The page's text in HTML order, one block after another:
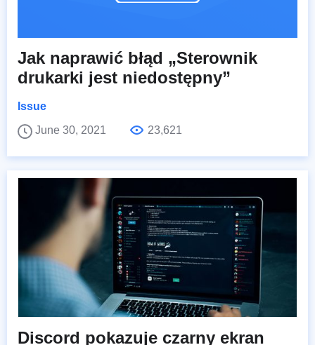
Jak naprawić błąd „Sterownik
drukarki jest niedostępny”
Issue
June 30, 2021
23,621
Discord pokazuje czarny ekran